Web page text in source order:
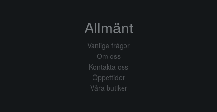
Allmänt
Vanliga frågor
Om oss
Kontakta oss
Öppettider
Våra butiker